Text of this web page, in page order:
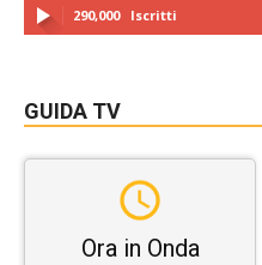
290,000 Iscritti
GUIDA TV
Ora in Onda